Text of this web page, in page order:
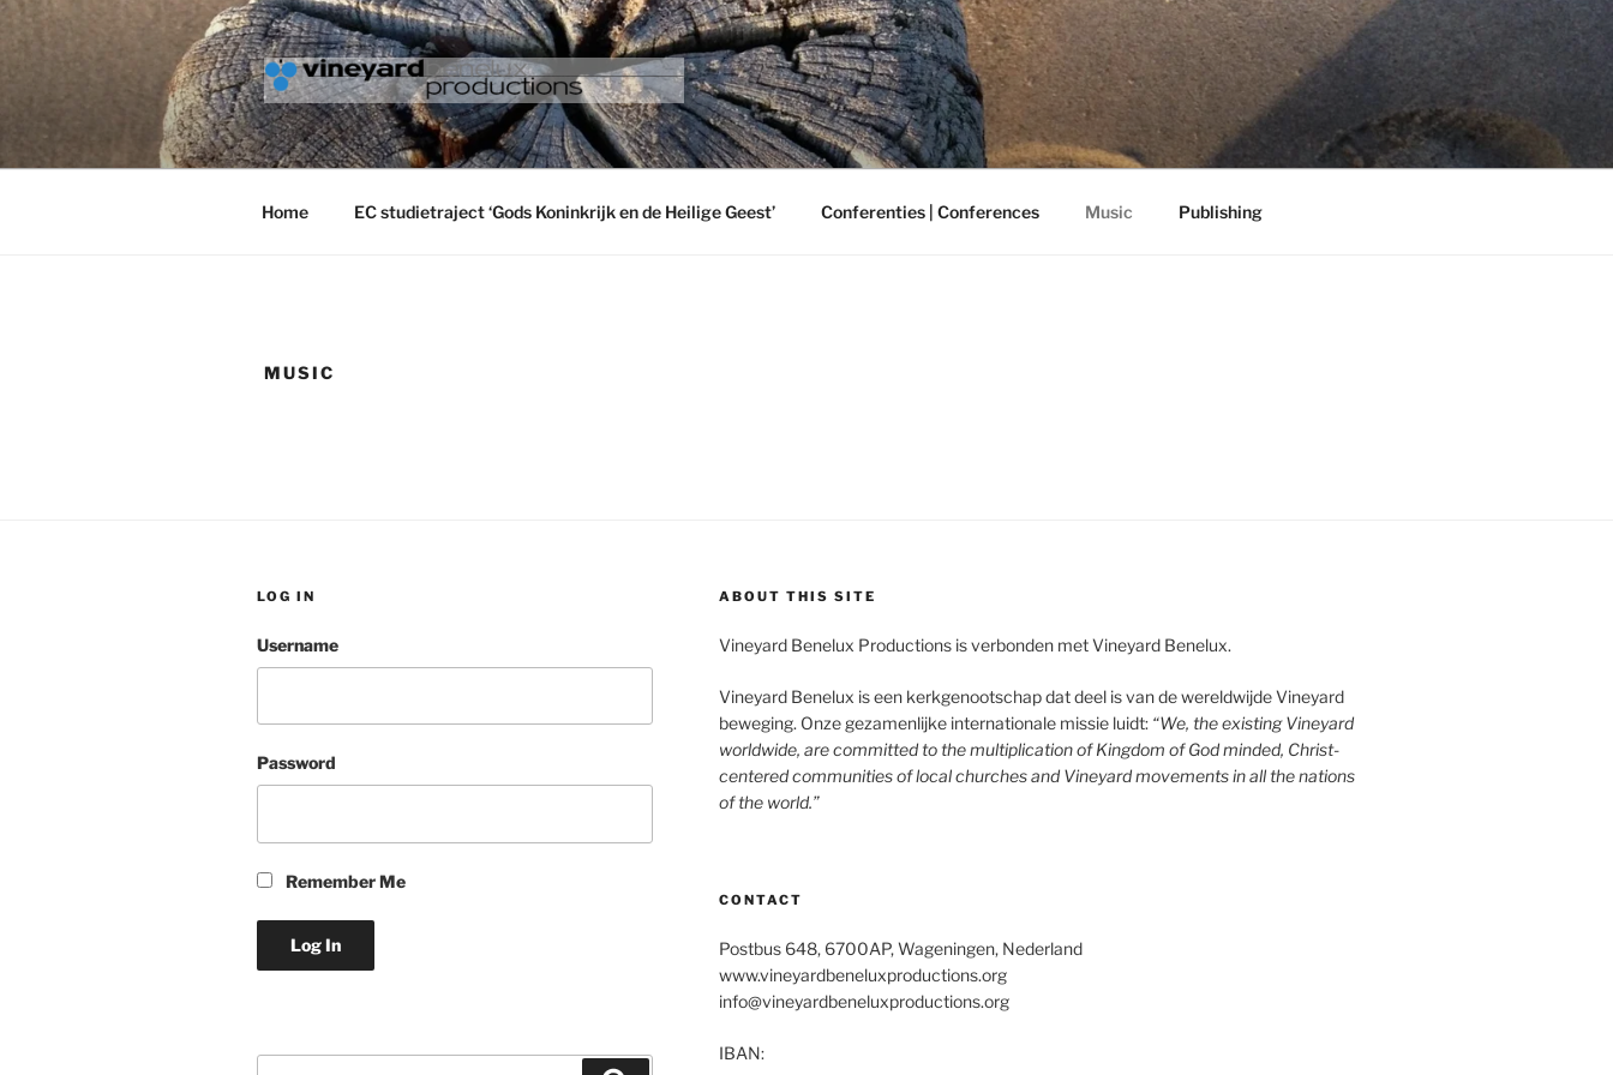
Ga
naar
VINEYARD BENELUX PRODUCTIONS
Home EC studietraject ‘Gods Koninkrijk en de Heilige Geest’ Conferenties | Conferences Music Publishing
MUSIC
LOG IN
Username
Password
Remember Me
ABOUT THIS SITE
Vineyard Benelux Productions is verbonden met Vineyard Benelux.
Vineyard Benelux is een kerkgenootschap dat deel is van de wereldwijde Vineyard
beweging. Onze gezamenlijke internationale missie luidt: “We, the existing Vineyard
worldwide, are committed to the multiplication of Kingdom of God minded, Christ-
centered communities of local churches and Vineyard movements in all the nations
of the world.”
CONTACT
Postbus 648, 6700AP, Wageningen, Nederland
www.vineyardbeneluxproductions.org
info@vineyardbeneluxproductions.org
IBAN: